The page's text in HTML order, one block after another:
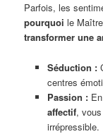
Parfois, les
pourquoi le
transformer une
Séduction :
centres
Passion :En
affectif,
irrépressible.